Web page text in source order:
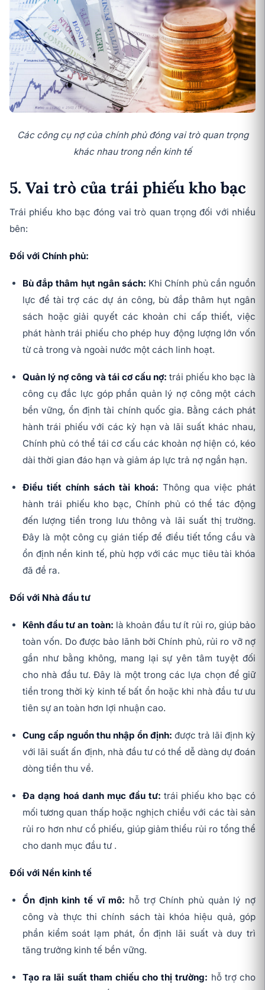
Các công cụ nợ của chính phủ đóng vai trò quan trọng
khác nhau trong nền kinh tế
5. Vai trò của trái phiếu kho bạc
Trái phiếu kho bạc đóng vai trò quan trọng đối với nhiều
bên:
Đối với Chính phủ:
Bù đắp thâm hụt ngân sách: Khi Chính phủ cần nguồn
lực để tài trợ các dự án công, bù đắp thâm hụt ngân
sách hoặc giải quyết các khoản chi cấp thiết, việc
phát hành trái phiếu cho phép huy động lượng lớn vốn
từ cả trong và ngoài nước một cách linh hoạt.
Quản lý nợ công và tái cơ cấu nợ: trái phiếu kho bạc là
công cụ đắc lực góp phần quản lý nợ công một cách
bền vững, ổn định tài chính quốc gia. Bằng cách phát
hành trái phiếu với các kỳ hạn và lãi suất khác nhau,
Chính phủ có thể tái cơ cấu các khoản nợ hiện có, kéo
dài thời gian đáo hạn và giảm áp lực trả nợ ngắn hạn.
Điều tiết chính sách tài khoá: Thông qua việc phát
hành trái phiếu kho bạc, Chính phủ có thể tác động
đến lượng tiền trong lưu thông và lãi suất thị trường.
Đây là một công cụ gián tiếp để điều tiết tổng cầu và
ổn định nền kinh tế, phù hợp với các mục tiêu tài khóa
đã đề ra.
Đối với Nhà đầu tư
Kênh đầu tư an toàn: là khoản đầu tư ít rủi ro, giúp bảo
toàn vốn. Do được bảo lãnh bởi Chính phủ, rủi ro vỡ nợ
gần như bằng không, mang lại sự yên tâm tuyệt đối
cho nhà đầu tư. Đây là một trong các lựa chọn để giữ
tiền trong thời kỳ kinh tế bất ổn hoặc khi nhà đầu tư ưu
tiên sự an toàn hơn lợi nhuận cao.
Cung cấp nguồn thu nhập ổn định: được trả lãi định kỳ
với lãi suất ấn định, nhà đầu tư có thể dễ dàng dự đoán
dòng tiền thu về.
Đa dạng hoá danh mục đầu tư: trái phiếu kho bạc có
mối tương quan thấp hoặc nghịch chiều với các tài sản
rủi ro hơn như cổ phiếu, giúp giảm thiểu rủi ro tổng thể
cho danh mục đầu tư .
Đối với Nền kinh tế
Ổn định kinh tế vĩ mô: hỗ trợ Chính phủ quản lý nợ
công và thực thi chính sách tài khóa hiệu quả, góp
phần kiểm soát lạm phát, ổn định lãi suất và duy trì
tăng trưởng kinh tế bền vững.
Tạo ra lãi suất tham chiếu cho thị trường: hỗ trợ cho